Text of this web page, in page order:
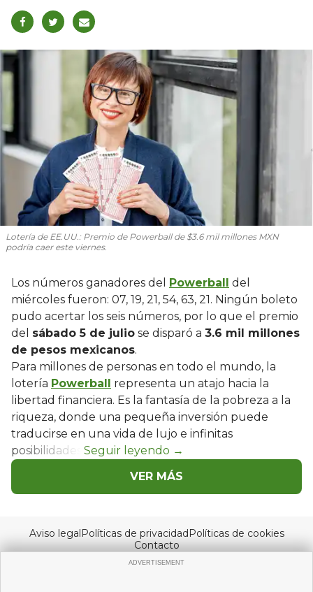
Lotería de EE.UU.: Premio de Powerball de $3.6 mil millones MXN
podría caer este viernes.
Los números ganadores del Powerball del
miércoles fueron: 07, 19, 21, 54, 63, 21. Ningún boleto
pudo acertar los seis números, por lo que el premio
del sábado 5 de julio se disparó a 3.6 mil millones
de pesos mexicanos.
Para millones de personas en todo el mundo, la
lotería Powerball representa un atajo hacia la
libertad financiera. Es la fantasía de la pobreza a la
riqueza, donde una pequeña inversión puede
traducirse en una vida de lujo e infinitas
posibilidades.
VER MÁS
Aviso legalPolíticas de privacidadPolíticas de cookies
Contacto